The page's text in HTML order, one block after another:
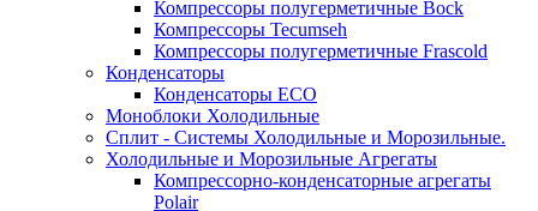
Компрессоры полугерметичные Bock
Компрессоры Tecumseh
Компрессоры полугерметичные Frascold
Конденсаторы
Конденсаторы ECO
Моноблоки Холодильные
Сплит - Системы Холодильные и Морозильные.
Холодильные и Морозильные Агрегаты
Компрессорно-конденсаторные агрегаты
Polair